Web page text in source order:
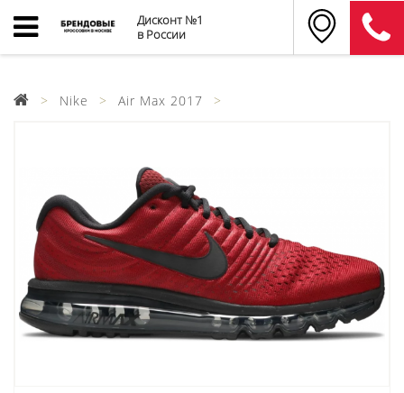
Дисконт №1
в России
Nike Air Max 2017